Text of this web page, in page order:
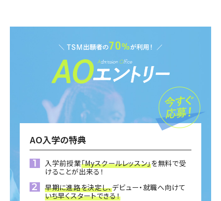
AO入学の特典
入学前授業「Myスクールレッスン」を無料で受
けることが出来る！
早期に進路を決定し、デビュー・就職へ向けて
いち早くスタートできる！